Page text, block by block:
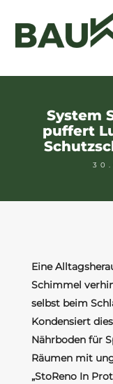
System
puffert
Eine
Schimmel
selbst beim
Kondensiert
Nährboden für
Räumen mit
„StoReno In